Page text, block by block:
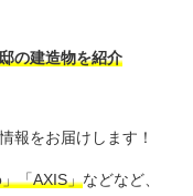
の建造物を紹介
報をお届けします！
「AXIS」などなど、